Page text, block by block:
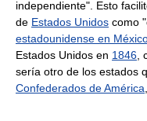
independiente". Esto
de Estados Unidos como
estadounidense en
Estados Unidos en 1846
sería otro de los estados
Confederados de América